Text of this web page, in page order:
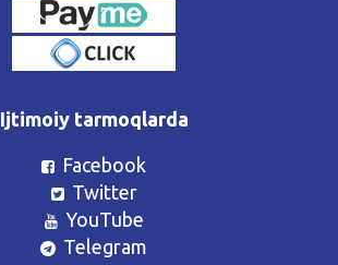
Ijtimoiy tarmoqlarda
Facebook
Twitter
YouTube
Telegram